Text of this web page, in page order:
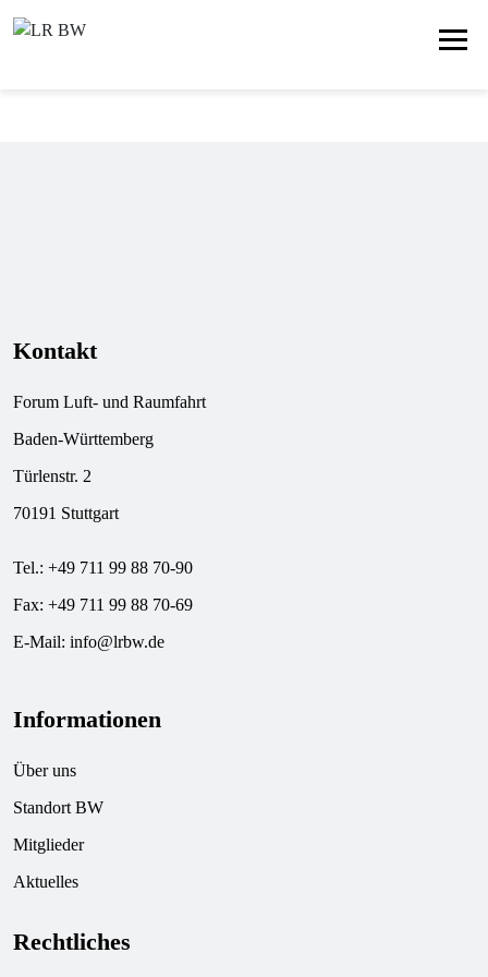
Kontakt
Forum Luft- und Raumfahrt
Baden-Württemberg
Türlenstr. 2
70191 Stuttgart
Tel.: +49 711 99 88 70-90
Fax: +49 711 99 88 70-69
E-Mail: info@lrbw.de
Informationen
Über uns
Standort BW
Mitglieder
Aktuelles
Rechtliches